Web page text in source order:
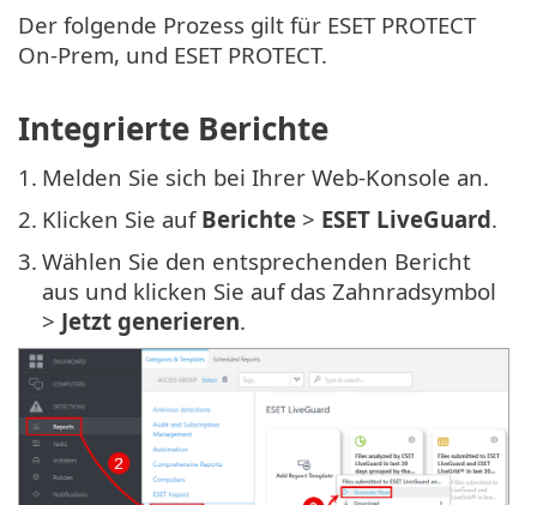
Der folgende Prozess gilt für ESET PROTECT
On-Prem, und ESET PROTECT.
Integrierte Berichte
1. Melden Sie sich bei Ihrer Web-Konsole an.
2. Klicken Sie auf Berichte > ESET LiveGuard.
3. Wählen Sie den entsprechenden Bericht
aus und klicken Sie auf das Zahnradsymbol
> Jetzt generieren.